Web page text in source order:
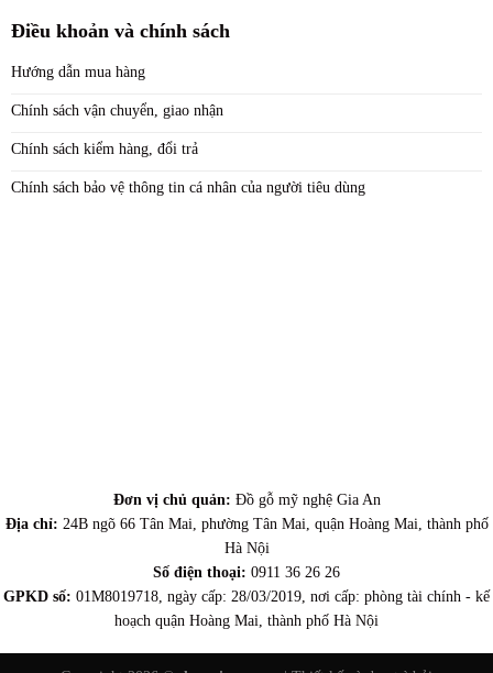
Điều khoản và chính sách
Hướng dẫn mua hàng
Chính sách vận chuyển, giao nhận
Chính sách kiểm hàng, đổi trả
Chính sách bảo vệ thông tin cá nhân của người tiêu dùng
Đơn vị chủ quản: Đồ gỗ mỹ nghệ Gia An
Địa chỉ: 24B ngõ 66 Tân Mai, phường Tân Mai, quận Hoàng Mai, thành phố
Hà Nội
Số điện thoại: 0911 36 26 26
GPKD số: 01M8019718, ngày cấp: 28/03/2019, nơi cấp: phòng tài chính - kế
hoạch quận Hoàng Mai, thành phố Hà Nội